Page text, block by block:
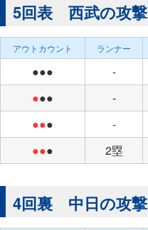
5回表 西武の攻撃
アウトカウント ランナー
●●● -
●●● -
●●● -
●●● 2塁
4回裏 中日の攻撃